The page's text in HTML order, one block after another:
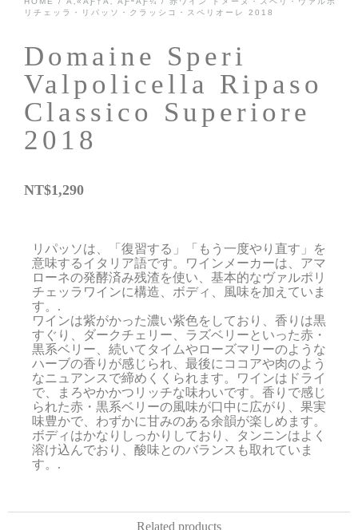
リチェッラ・リパッソ・クラッシコ・スペリオーレ 2018
Domaine Speri
Valpolicella Ripaso
Classico Superiore
2018
NT$1,290
リパッソは、「復習する」「もう一度やり直す」を
意味するイタリア語です。ワインメーカーは、アマ
ローネの発酵済み残渣を使い、基本的なヴァルポリ
チェッラワインに構造、ボディ、風味を加えていま
す。.
ワインは紫がかった濃い紫色をしており、香りは黒
すぐり、ダークチェリー、ラズベリーといった赤・
黒系ベリー、続いてタイムやローズマリーのような
ハーブの香りが感じられ、最後にココアや肉のよう
なニュアンスで締めくくられます。ワインはドライ
で、まろやかかつリッチな味わいです。香りで感じ
られた赤・黒系ベリーの風味が口中に広がり、果実
味豊かで、わずかに甘みのある余韻が楽しめます。
ボディはかなりしっかりしており、タンニンはよく
溶け込んでおり、酸味とのバランスも取れていま
す。.
Related products